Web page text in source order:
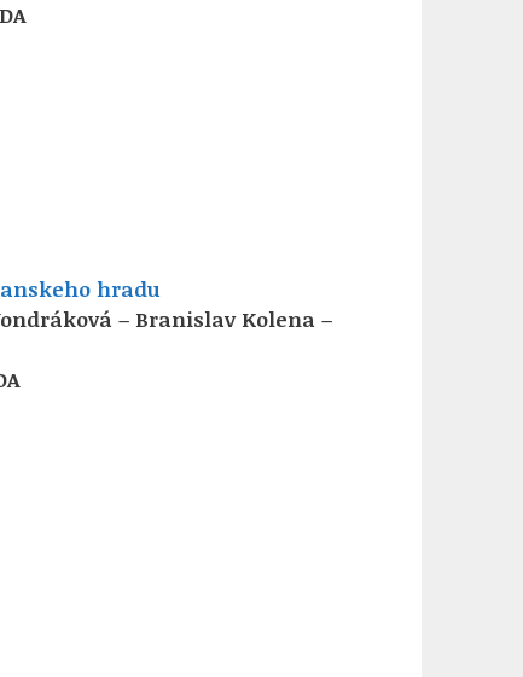
hradu
– Branislav Kolena –